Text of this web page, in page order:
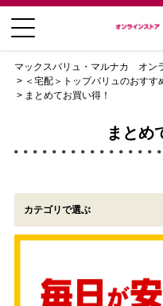
マックスバリュ・マルナカ オン
＜宅配＞トップバリュのおすす
まとめてお買い得！
まとめ
カテゴリで選ぶ